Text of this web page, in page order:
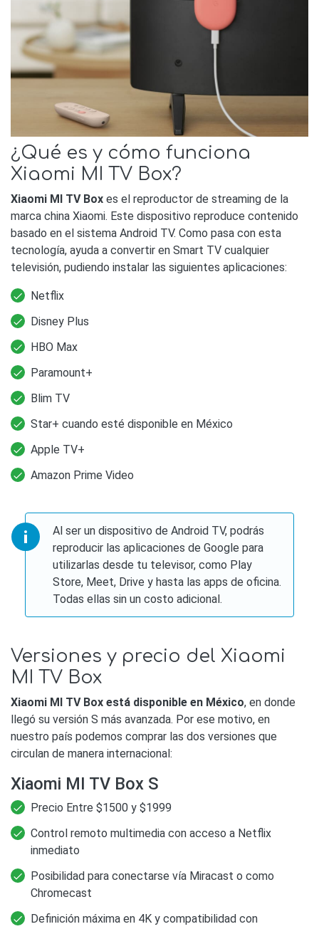
¿Qué es y cómo funciona
Xiaomi MI TV Box?
Xiaomi MI TV Box es el reproductor de streaming de la
marca china Xiaomi. Este dispositivo reproduce contenido
basado en el sistema Android TV. Como pasa con esta
tecnología, ayuda a convertir en Smart TV cualquier
televisión, pudiendo instalar las siguientes aplicaciones:
Netflix
Disney Plus
HBO Max
Paramount+
Blim TV
Star+ cuando esté disponible en México
Apple TV+
Amazon Prime Video
Al ser un dispositivo de Android TV, podrás
reproducir las aplicaciones de Google para
utilizarlas desde tu televisor, como Play
Store, Meet, Drive y hasta las apps de oficina.
Todas ellas sin un costo adicional.
Versiones y precio del Xiaomi
MI TV Box
Xiaomi MI TV Box está disponible en México, en donde
llegó su versión S más avanzada. Por ese motivo, en
nuestro país podemos comprar las dos versiones que
circulan de manera internacional:
Xiaomi MI TV Box S
Precio Entre $1500 y $1999
Control remoto multimedia con acceso a Netflix
inmediato
Posibilidad para conectarse vía Miracast o como
Chromecast
Definición máxima en 4K y compatibilidad con